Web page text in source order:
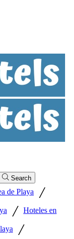
Search
de Playa /
/ Hoteles en
/